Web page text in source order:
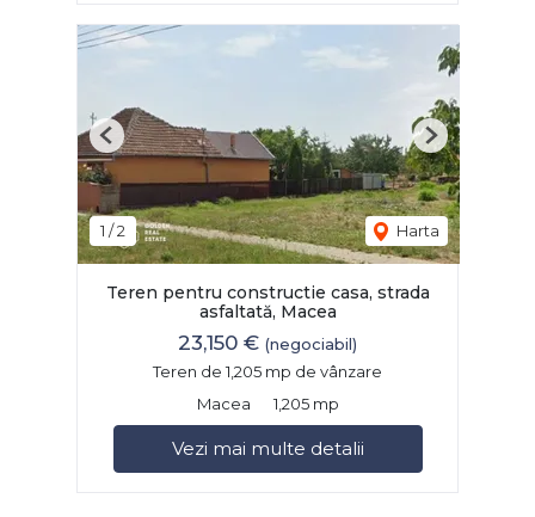
1 /2 Harta
Previous Next
Teren pentru constructie casa, strada
asfaltată, Macea
23,150 € (negociabil)
Teren de 1,205 mp de vânzare
Macea
1,205 mp
Vezi mai multe detalii